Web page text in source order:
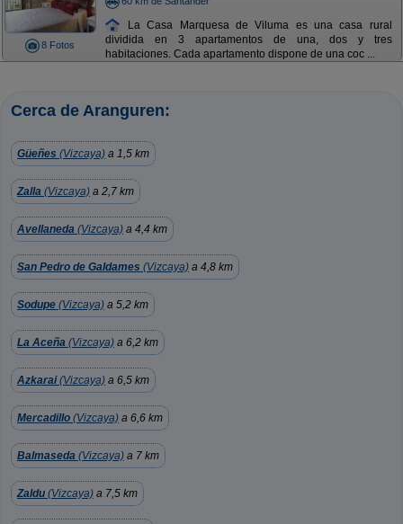
8 Fotos
La Casa Marquesa de Viluma es una casa rural
dividida en 3 apartamentos de una, dos y tres
habitaciones. Cada apartamento dispone de una coc ...
Cerca de Aranguren:
Güeñes (Vizcaya) a 1,5 km
Zalla (Vizcaya) a 2,7 km
Avellaneda (Vizcaya) a 4,4 km
San Pedro de Galdames (Vizcaya) a 4,8 km
Sodupe (Vizcaya) a 5,2 km
La Aceña (Vizcaya) a 6,2 km
Azkarai(Vizcaya) a 6,5 km
Mercadillo (Vizcaya) a 6,6 km
Balmaseda (Vizcaya) a 7 km
Zaldu (Vizcaya) a 7,5 km